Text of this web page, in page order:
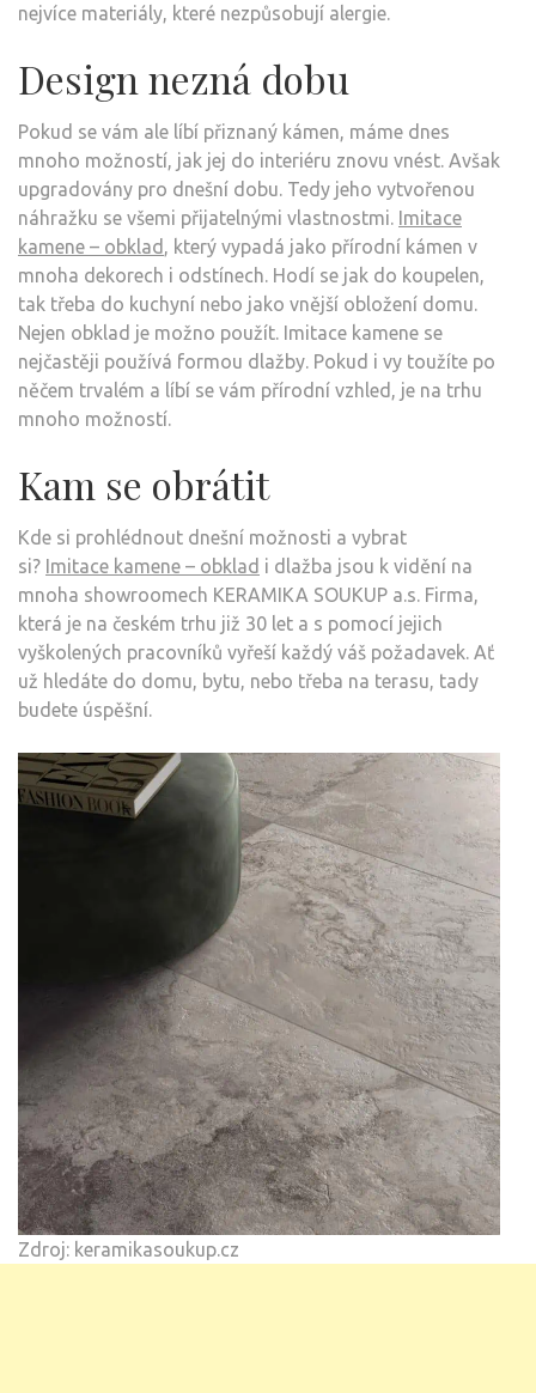
nejvíce materiály, které nezpůsobují alergie.
Design nezná dobu
Pokud se vám ale líbí přiznaný kámen, máme dnes
mnoho možností, jak jej do interiéru znovu vnést. Avšak
upgradovány pro dnešní dobu. Tedy jeho vytvořenou
náhražku se všemi přijatelnými vlastnostmi. Imitace
kamene – obklad , který vypadá jako přírodní kámen v
mnoha dekorech i odstínech. Hodí se jak do koupelen,
tak třeba do kuchyní nebo jako vnější obložení domu.
Nejen obklad je možno použít. Imitace kamene se
nejčastěji používá formou dlažby. Pokud i vy toužíte po
něčem trvalém a líbí se vám přírodní vzhled, je na trhu
mnoho možností.
Kam se obrátit
Kde si prohlédnout dnešní možnosti a vybrat
si? Imitace kamene – obklad i dlažba jsou k vidění na
mnoha showroomech KERAMIKA SOUKUP a.s. Firma,
která je na českém trhu již 30 let a s pomocí jejich
vyškolených pracovníků vyřeší každý váš požadavek. Ať
už hledáte do domu, bytu, nebo třeba na terasu, tady
budete úspěšní.
Zdroj: keramikasoukup.cz